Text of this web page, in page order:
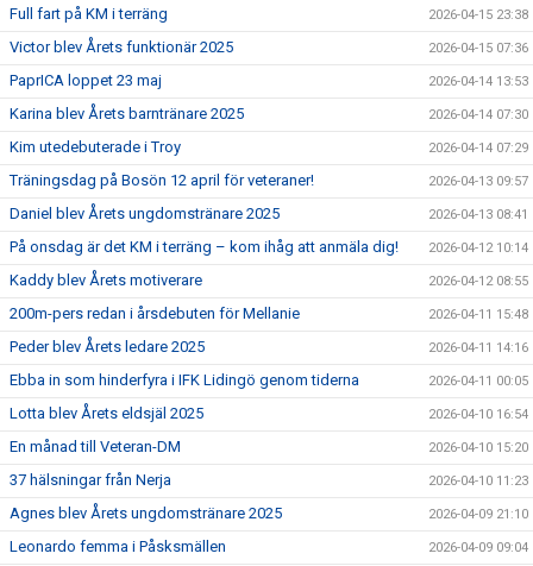
Full fart på KM i terräng 2026-04-15 23:38
Victor blev Årets funktionär 2025 2026-04-15 07:36
PaprICA loppet 23 maj 2026-04-14 13:53
Karina blev Årets barntränare 2025 2026-04-14 07:30
Kim utedebuterade i Troy 2026-04-14 07:29
Träningsdag på Bosön 12 april för veteraner! 2026-04-13 09:57
Daniel blev Årets ungdomstränare 2025 2026-04-13 08:41
På onsdag är det KM i terräng – kom ihåg att anmäla dig! 2026-04-12 10:14
Kaddy blev Årets motiverare 2026-04-12 08:55
200m-pers redan i årsdebuten för Mellanie 2026-04-11 15:48
Peder blev Årets ledare 2025 2026-04-11 14:16
Ebba in som hinderfyra i IFK Lidingö genom tiderna 2026-04-11 00:05
Lotta blev Årets eldsjäl 2025 2026-04-10 16:54
En månad till Veteran-DM 2026-04-10 15:20
37 hälsningar från Nerja 2026-04-10 11:23
Agnes blev Årets ungdomstränare 2025 2026-04-09 21:10
Leonardo femma i Påsksmällen 2026-04-09 09:04